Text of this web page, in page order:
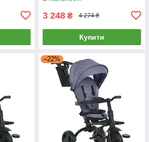
3 248 ₴ 4 274 ₴
Купити
–22%